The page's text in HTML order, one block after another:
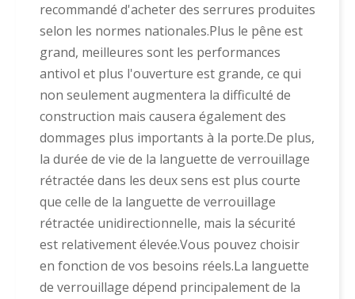
recommandé d'acheter des serrures produites
selon les normes nationales.Plus le pêne est
grand, meilleures sont les performances
antivol et plus l'ouverture est grande, ce qui
non seulement augmentera la difficulté de
construction mais causera également des
dommages plus importants à la porte.De plus,
la durée de vie de la languette de verrouillage
rétractée dans les deux sens est plus courte
que celle de la languette de verrouillage
rétractée unidirectionnelle, mais la sécurité
est relativement élevée.Vous pouvez choisir
en fonction de vos besoins réels.La languette
de verrouillage dépend principalement de la